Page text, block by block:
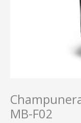
MB-F02